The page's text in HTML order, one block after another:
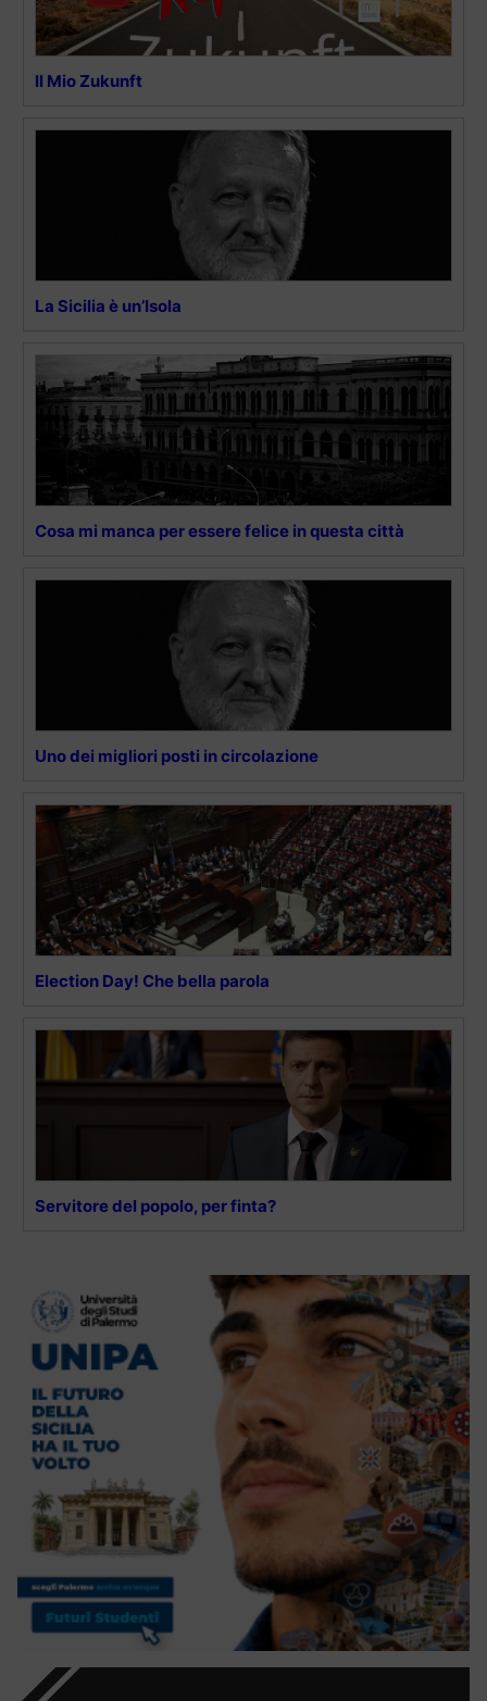
Il Mio Zukunft
La Sicilia è un’Isola
Cosa mi manca per essere felice in questa città
Uno dei migliori posti in circolazione
Election Day! Che bella parola
Servitore del popolo, per finta?